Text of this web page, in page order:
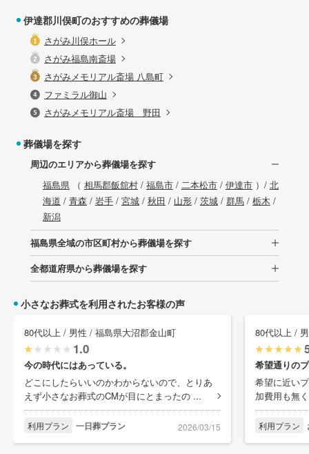
伊達郡川俣町のおすすめの葬儀場
さがみ川俣ホール
さがみ福島南斎場
さがみメモリアル斎場 八島町
ファミラル御山
さがみメモリアル斎場 野田
葬儀場を探す
周辺のエリアから葬儀場を探す
福島県（ 相馬郡飯舘村/ 福島市/ 二本松市/ 伊達市）/ 北
海道 / 青森 / 岩手/ 宮城/ 秋田 / 山形/ 茨城/ 群馬/ 栃木 /
新潟
福島県全域の市区町村から葬儀場を探す
全都道府県から葬儀場を探す
小さなお葬式を利用されたお客様の声
80代以上 / 男性 / 福島県大沼郡金山町
1.0
今の時代にはあっている。
どこにしたらいいのかわからないので、とりあ
えず小さなお葬式のCMが目にとまったの ...
利用プラン 一日葬プラン 2026/03/15
80代以上 /
希望通りの
希望に近い
加費用も無
利用プラン